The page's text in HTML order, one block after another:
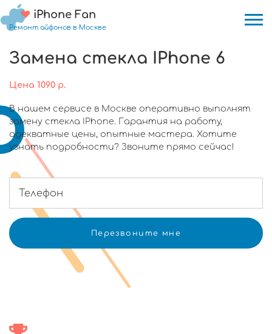
iPhone Fan
Ремонт айфонов в Москве
Замена стекла IPhone 6
Цена 1090 р.
В нашем сервисе в Москве оперативно выполнят
замену стекла IPhone. Гарантия на работу,
адекватные цены, опытные мастера. Хотите
узнать подробности? Звоните прямо сейчас!